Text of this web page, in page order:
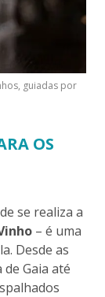
guiadas por
OS
se realiza a
– é uma
Desde as
de Gaia até